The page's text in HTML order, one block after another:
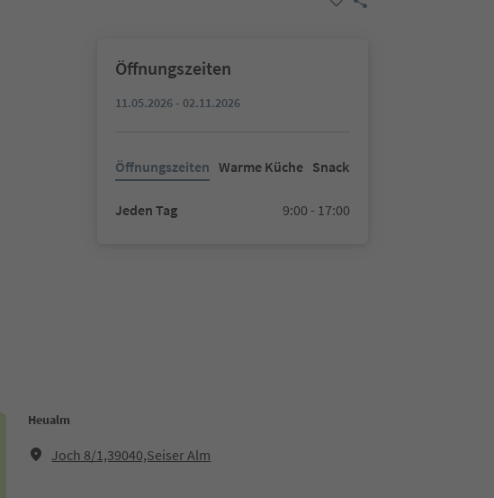
Öffnungszeiten
11.05.2026 - 02.11.2026
Öffnungszeiten Warme Küche Snacks
Jeden Tag 9:00 - 17:00
Heualm
Joch 8/1,39040,Seiser Alm